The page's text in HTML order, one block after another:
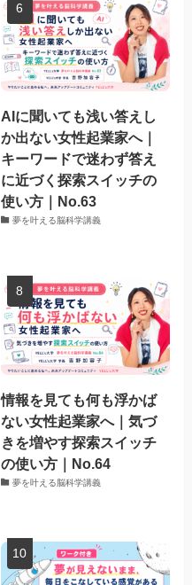
AIに聞いても浅い答えし
か出ない女性起業家へ｜
キーワードで迷わず答え
に近づく探索スイッチの
使い方｜No.63
夢を叶える脳科学講義
情報を見ても何も浮かば
ない女性起業家へ｜気づ
きを増やす探索スイッチ
の使い方｜No.64
夢を叶える脳科学講義